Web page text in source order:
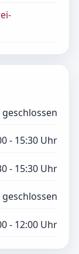
geschlossen
- 15:30 Uhr
- 15:30 Uhr
geschlossen
- 12:00 Uhr